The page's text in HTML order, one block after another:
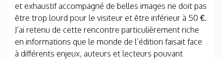
et exhaustif accompagné de belles images ne doit pas
être trop lourd pour le visiteur et être inférieur à 50 €.
J’ai retenu de cette rencontre particulièrement riche
en informations que le monde de l’édition faisait face
à différents enjeux, auteurs et lecteurs pouvant